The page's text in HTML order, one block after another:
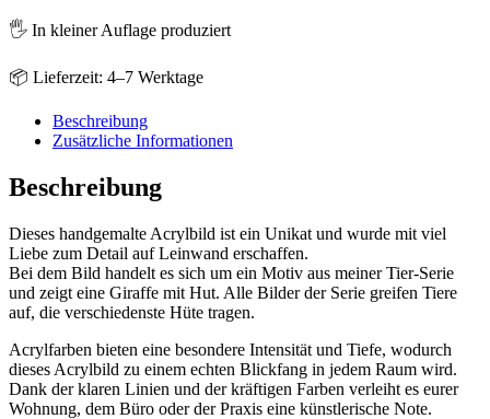
🖐️ In kleiner Auflage produziert
📦 Lieferzeit: 4–7 Werktage
Beschreibung
Zusätzliche Informationen
Beschreibung
Dieses handgemalte Acrylbild ist ein Unikat und wurde mit viel
Liebe zum Detail auf Leinwand erschaffen.
Bei dem Bild handelt es sich um ein Motiv aus meiner Tier-Serie
und zeigt eine Giraffe mit Hut. Alle Bilder der Serie greifen Tiere
auf, die verschiedenste Hüte tragen.
Acrylfarben bieten eine besondere Intensität und Tiefe, wodurch
dieses Acrylbild zu einem echten Blickfang in jedem Raum wird.
Dank der klaren Linien und der kräftigen Farben verleiht es eurer
Wohnung, dem Büro oder der Praxis eine künstlerische Note.